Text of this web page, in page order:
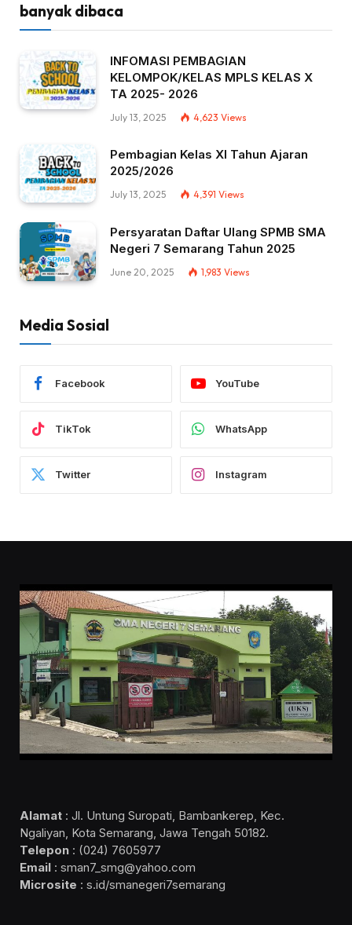
banyak dibaca
INFOMASI PEMBAGIAN
KELOMPOK/KELAS MPLS KELAS X
TA 2025- 2026
July 13, 2025 4,623 Views
Pembagian Kelas XI Tahun Ajaran
2025/2026
July 13, 2025 4,391 Views
Persyaratan Daftar Ulang SPMB SMA
Negeri 7 Semarang Tahun 2025
June 20, 2025 1,983 Views
Media Sosial
Facebook YouTube
TikTok WhatsApp
Twitter Instagram
Alamat : Jl. Untung Suropati, Bambankerep, Kec.
Ngaliyan, Kota Semarang, Jawa Tengah 50182.
Telepon : (024) 7605977
Email : sman7_smg@yahoo.com
Microsite : s.id/smanegeri7semarang